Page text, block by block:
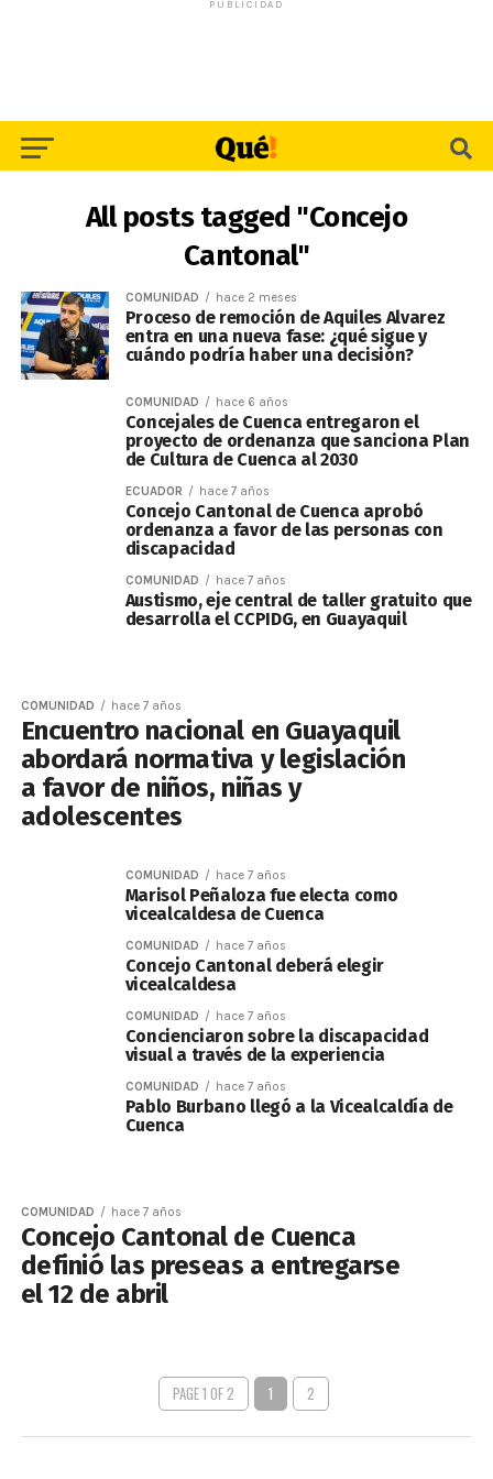
PUBLICIDAD
All posts tagged "Concejo
Cantonal"
COMUNIDAD hace 2 meses
Proceso de remoción de Aquiles Alvarez
entra en una nueva fase: ¿qué sigue y
cuándo podría haber una decisión?
COMUNIDAD hace 6 años
Concejales de Cuenca entregaron el
proyecto de ordenanza que sanciona Plan
de Cultura de Cuenca al 2030
ECUADOR hace 7 años
Concejo Cantonal de Cuenca aprobó
ordenanza a favor de las personas con
discapacidad
COMUNIDAD hace 7 años
Austismo, eje central de taller gratuito que
desarrolla el CCPIDG, en Guayaquil
COMUNIDAD hace 7 años
Encuentro nacional en Guayaquil
abordará normativa y legislación
a favor de niños, niñas y
adolescentes
COMUNIDAD hace 7 años
Marisol Peñaloza fue electa como
vicealcaldesa de Cuenca
COMUNIDAD hace 7 años
Concejo Cantonal deberá elegir
vicealcaldesa
COMUNIDAD hace 7 años
Concienciaron sobre la discapacidad
visual a través de la experiencia
COMUNIDAD hace 7 años
Pablo Burbano llegó a la Vicealcaldía de
Cuenca
COMUNIDAD hace 7 años
Concejo Cantonal de Cuenca
definió las preseas a entregarse
el 12 de abril
PAGE 1 OF 2 1 2